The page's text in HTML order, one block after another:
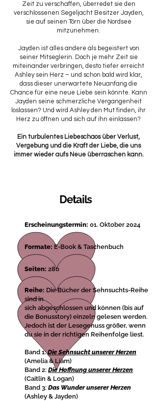
Zeit zu verschaffen, überredet sie den
verschlossenen Segeljacht Besitzer Jayden,
sie auf seinen Törn über die Nordsee
mitzunehmen.
Jayden ist alles andere als begeistert von
seiner Mitseglerin. Doch je mehr Zeit sie
miteinander verbringen, desto tiefer erreicht
Ashley sein Herz – und schon bald wird klar,
dass dieser unerwartete Neuanfang die
Chance für eine neue Liebe sein könnte. Kann
Jayden seine schmerzliche Vergangenheit
loslassen? Und wird Ashley den Mut finden, ihr
Herz zu öffnen und sich auf ihn einlassen?
Ein turbulentes Liebeschaos über Verlust,
Vergebung und die Kraft der Liebe, die uns
immer wieder aufs Neue überraschen kann.
Details
Erscheinungstermin: 01. Oktober 2024
Formate: E-Book & Taschenbuch
Seiten: 280
Reihe: Die Bücher der Sehnsuchts-Reihe
sind in
sich abgeschlossen und können (bis auf
die Bonusstory) einzeln gelesen werden.
Jedoch ist der Lesegenuss größer, wenn
du sie in der richtigen Reihenfolge liest.
Band 1:Die Sehnsucht unserer Herzen
(Amelia & Liam)
Band 2: Die Hoffnung unserer Herzen
(Caitlin & Logan)
Band 3: Das Wunder unserer Herzen
(Ashley & Jayden)